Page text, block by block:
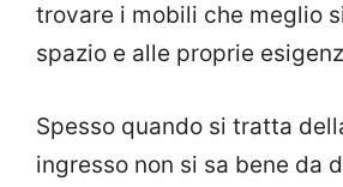
trovare i mobili che meglio
spazio e alle proprie
Spesso quando si tratta
ingresso non si sa bene da